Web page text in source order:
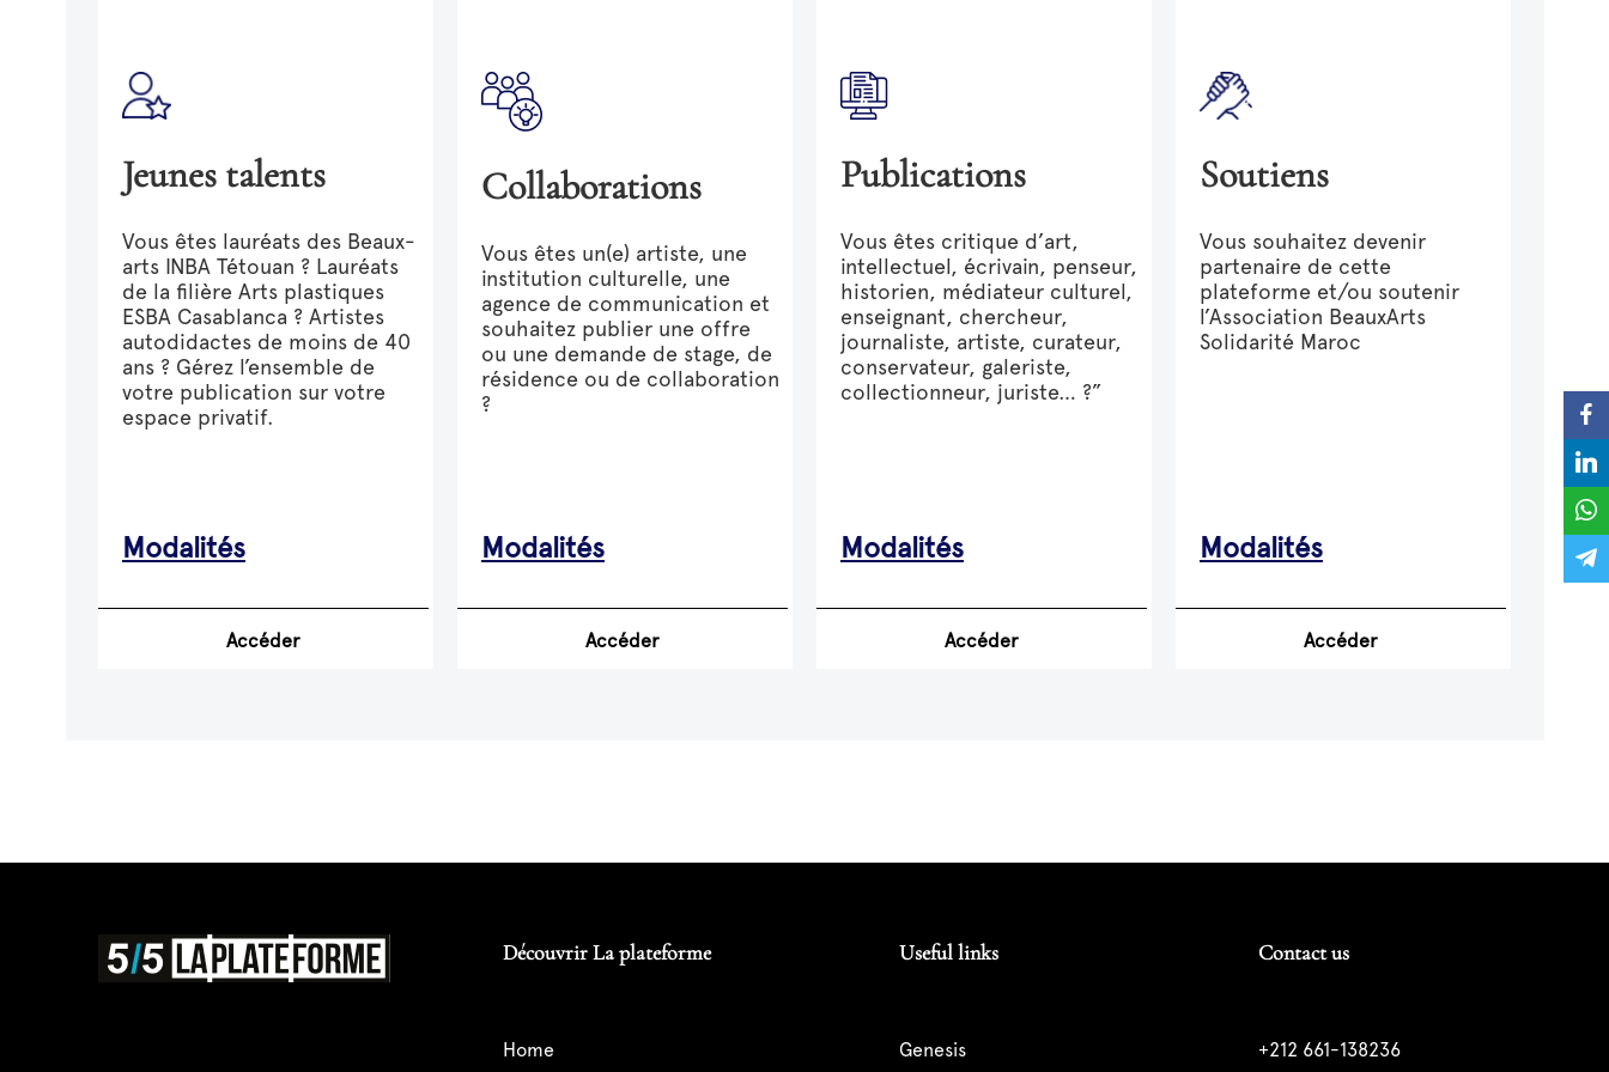
jeunes talents
Vous êtes lauréats des Beaux-
arts INBA Tétouan ? Lauréats
de la filière Arts plastiques
ESBA Casablanca ? Artistes
autodidactes de moins de 40
ans ? Gérez l’ensemble de
votre publication sur votre
espace privatif.
Modalités
Accéder
Collaborations
Vous êtes un(e) artiste, une
institution culturelle, une
agence de communication et
souhaitez publier une offre
ou une demande de stage, de
résidence ou de collaboration
?
Modalités
Accéder
Publications
Vous êtes critique d’art,
intellectuel, écrivain, penseur,
historien, médiateur culturel,
enseignant, chercheur,
journaliste, artiste, curateur,
conservateur, galeriste,
collectionneur, juriste… ?”
Modalités
Accéder
Soutiens
Vous souhaitez devenir
partenaire de cette
plateforme et/ou soutenir
l’Association Beaux­Arts
Solidarité Maroc
Modalités
Accéder
Découvrir La plateforme
home
Useful links
genesis
Contact us
+212 661-138236